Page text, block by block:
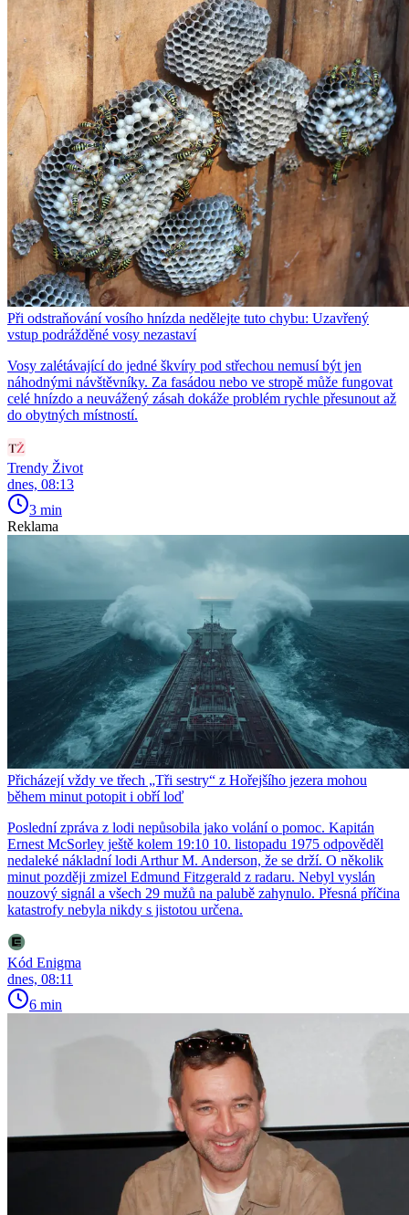
Při odstraňování vosího hnízda nedělejte tuto chybu: Uzavřený
vstup podrážděné vosy nezastaví
Vosy zalétávající do jedné škvíry pod střechou nemusí být jen
náhodnými návštěvníky. Za fasádou nebo ve stropě může fungovat
celé hnízdo a neuvážený zásah dokáže problém rychle přesunout až
do obytných místností.
Trendy Život
dnes, 08:13
3 min
Reklama
Přicházejí vždy ve třech „Tři sestry“ z Hořejšího jezera mohou
během minut potopit i obří loď
Poslední zpráva z lodi nepůsobila jako volání o pomoc. Kapitán
Ernest McSorley ještě kolem 19:10 10. listopadu 1975 odpověděl
nedaleké nákladní lodi Arthur M. Anderson, že se drží. O několik
minut později zmizel Edmund Fitzgerald z radaru. Nebyl vyslán
nouzový signál a všech 29 mužů na palubě zahynulo. Přesná příčina
katastrofy nebyla nikdy s jistotou určena.
Kód Enigma
dnes, 08:11
6 min